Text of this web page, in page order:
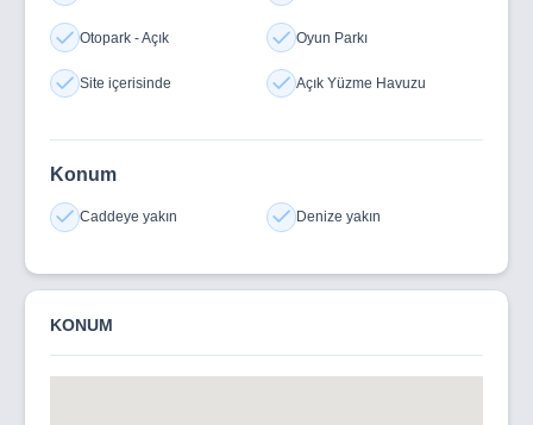
Otopark - Açık Oyun Parkı
Site içerisinde Açık Yüzme Havuzu
Konum
Caddeye yakın Denize yakın
KONUM